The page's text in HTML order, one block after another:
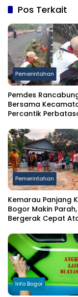
Pos Terkait
Pemerintahan
Pemdes
Bersama
Percantik
Putih Sambut HUT
Pemerintahan
Kemarau Panjang
Bogor Makin
Bergerak Cepat
Info Bogor